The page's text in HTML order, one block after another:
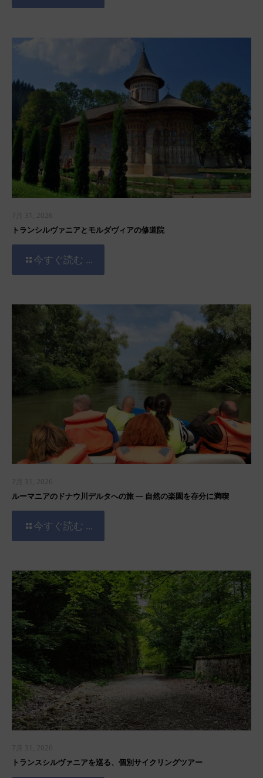
7月 31, 2026
トランシルヴァニアとモルダヴィアの修道院
今すぐ読む ...
7月 31, 2026
ルーマニアのドナウ川デルタへの旅 ― 自然の楽園を存分に満喫
今すぐ読む ...
7月 31, 2026
トランスシルヴァニアを巡る、個別サイクリングツアー